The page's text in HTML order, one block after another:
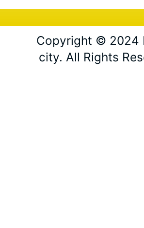
Copyright © 2024
city. All Rights